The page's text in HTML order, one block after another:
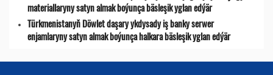
materiallaryny satyn almak boýunça bäsleşik yglan edýär
Türkmenistanyň Döwlet daşary ykdysady iş banky serwer
enjamlaryny satyn almak boýunça halkara bäsleşik yglan edýär